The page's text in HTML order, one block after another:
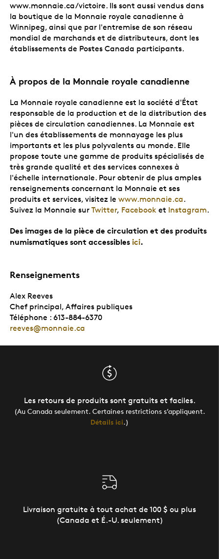
www.monnaie.ca/victoire. Ils sont aussi vendus dans
la boutique de la Monnaie royale canadienne à
Winnipeg, ainsi que par l'entremise de son réseau
mondial de marchands et de distributeurs, dont les
établissements de Postes Canada participants.
À propos de la Monnaie royale canadienne
La Monnaie royale canadienne est la société d'État
responsable de la production et de la distribution des
pièces de circulation canadiennes. La Monnaie est
l'un des établissements de monnayage les plus
importants et les plus polyvalents au monde. Elle
propose toute une gamme de produits spécialisés de
très grande qualité et des services connexes à
l'échelle internationale. Pour obtenir de plus amples
renseignements concernant la Monnaie et ses
produits et services, visitez le www.monnaie.ca.
Suivez la Monnaie sur Twitter, Facebook et Instagram.
Des images de la pièce de circulation et des produits
numismatiques sont accessibles ici.
Renseignements
Alex Reeves
Chef principal, Affaires publiques
Téléphone : 613-884-6370
reeves@monnaie.ca
Les retours de produits sont gratuits et faciles.
(Au Canada seulement. Certaines restrictions s’appliquent.
Détails ici.)
Livraison gratuite à tout achat de 100 $ ou plus
(Canada et É.-U. seulement)